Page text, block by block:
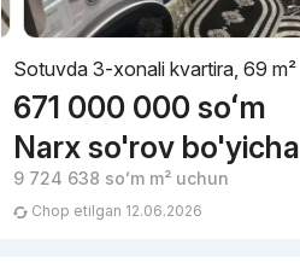
Sotuvda 3-xonali kvartira, 69 m²
671 000 000 soʻm
Narx so'rov bo'yicha
9 724 638 soʻmm² uchun
Chop etilgan 12.06.2026